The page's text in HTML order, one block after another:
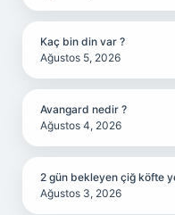
Kaç bin din var ?
Ağustos 5, 2026
Avangard nedir ?
Ağustos 4, 2026
2 gün bekleyen çiğ köfte
Ağustos 3, 2026